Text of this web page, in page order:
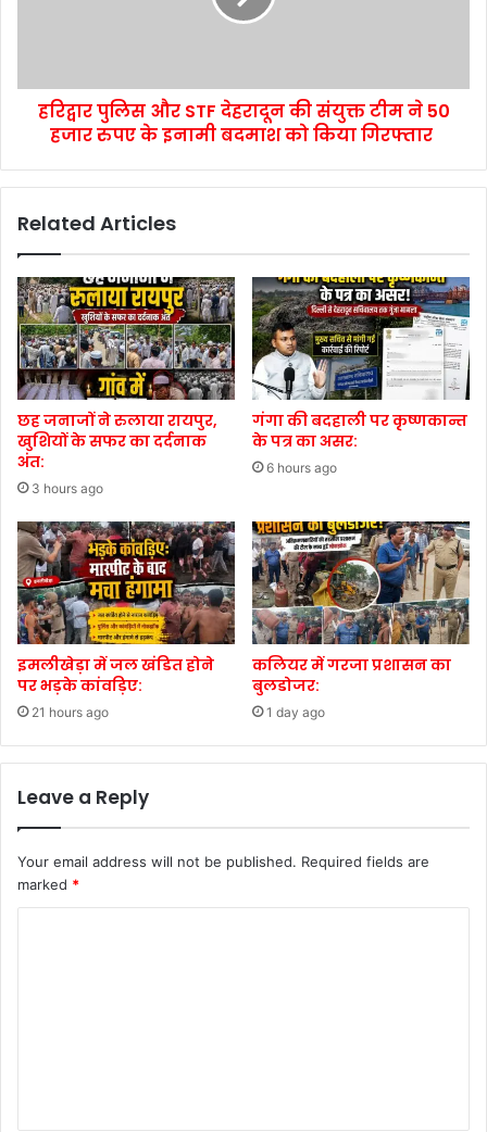
हरिद्वार पुलिस और STF देहरादून की संयुक्त टीम ने 50
हजार रुपए के इनामी बदमाश को किया गिरफ्तार
Related Articles
छह जनाजों ने रुलाया रायपुर,
खुशियों के सफर का दर्दनाक
अंत:
3 hours ago
गंगा की बदहाली पर कृष्णकान्त
के पत्र का असर:
6 hours ago
इमलीखेड़ा में जल खंडित होने
पर भड़के कांवड़िए:
21 hours ago
कलियर में गरजा प्रशासन का
बुलडोजर:
1 day ago
Leave a Reply
Your email address will not be published. Required fields are
marked *